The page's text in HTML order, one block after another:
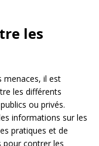
les
menaces, il est
les différents
ou privés.
informations sur les
pratiques et de
contrer les